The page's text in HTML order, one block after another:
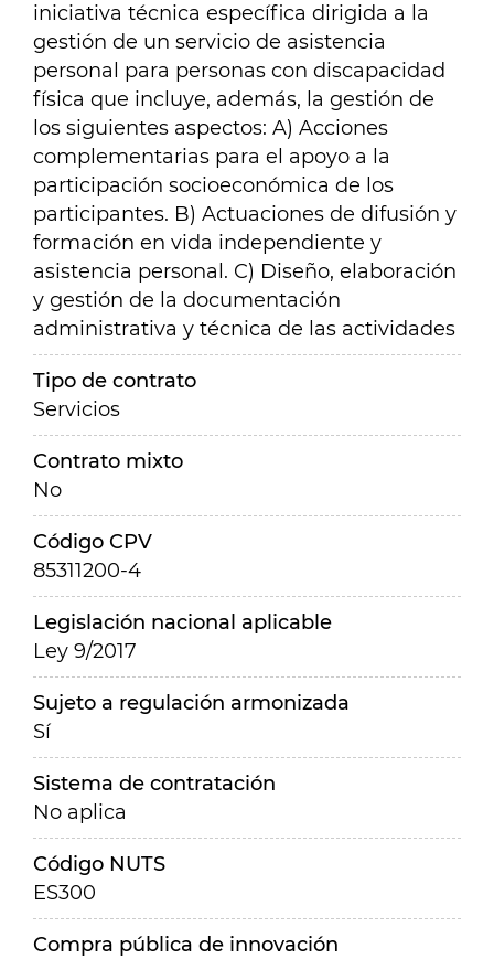
iniciativa técnica específica dirigida a la
gestión de un servicio de asistencia
personal para personas con discapacidad
física que incluye, además, la gestión de
los siguientes aspectos: A) Acciones
complementarias para el apoyo a la
participación socioeconómica de los
participantes. B) Actuaciones de difusión y
formación en vida independiente y
asistencia personal. C) Diseño, elaboración
y gestión de la documentación
administrativa y técnica de las actividades
Tipo de contrato
Servicios
Contrato mixto
No
Código CPV
85311200-4
Legislación nacional aplicable
Ley 9/2017
Sujeto a regulación armonizada
Sí
Sistema de contratación
No aplica
Código NUTS
ES300
Compra pública de innovación